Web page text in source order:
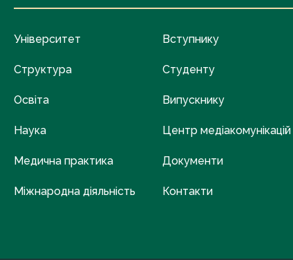
Університет
Структура
Освіта
Наука
Медична практика
Міжнародна діяльність
Вступнику
Студенту
Випускнику
Центр медіакомунікацій
Документи
Контакти